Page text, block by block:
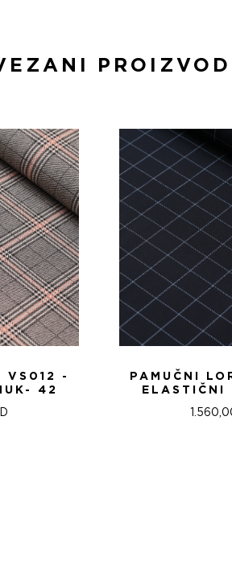
PROIZVODI
VS012 -
42
PAMUČNI
ELASTIČNI